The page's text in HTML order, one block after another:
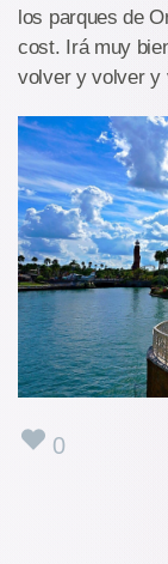
los parques de
cost. Irá muy
volver y volver y
0